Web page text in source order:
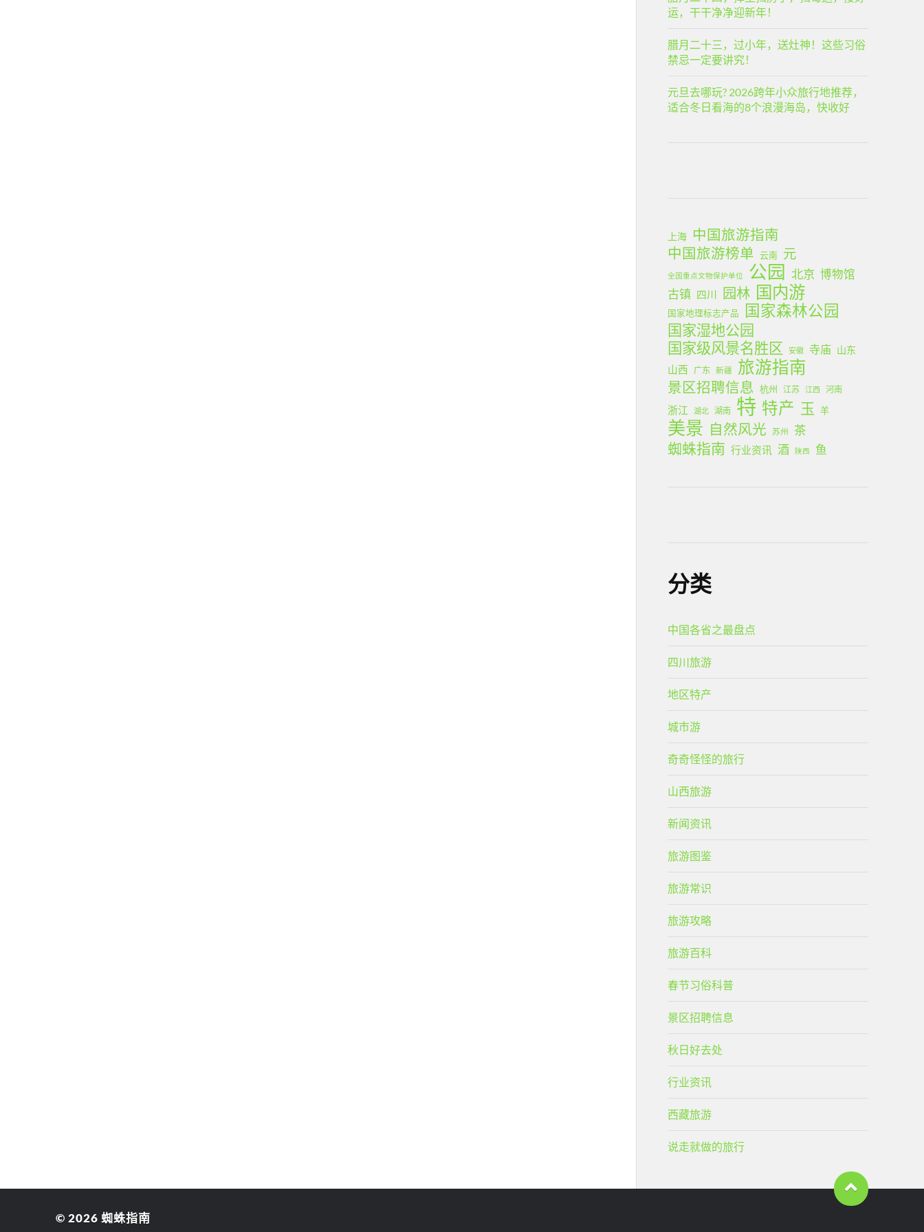
运，干干净净迎新年！
腊月二十三，过小年，送灶神！这些习俗
禁忌一定要讲究！
元旦去哪玩? 2026跨年小众旅行地推荐，
适合冬日看海的8个浪漫海岛，快收好
上海
中国旅游指南
中国旅游榜单 云南 元
全国重点文物保护单位 公园 北京 博物馆
古镇 四川 园林 国内游
国家地理标志产品 国家森林公园
国家湿地公园
国家级风景名胜区
安徽 寺庙 山东
山西 广东 新疆 旅游指南
景区招聘信息 杭州 江苏 江西 河南
浙江 湖北 湖南 特 特产 玉 羊
美景 自然风光 苏州 茶
蜘蛛指南 行业资讯 酒 陕西 鱼
分类
中国各省之最盘点
四川旅游
地区特产
城市游
奇奇怪怪的旅行
山西旅游
新闻资讯
旅游图鉴
旅游常识
旅游攻略
旅游百科
春节习俗科普
景区招聘信息
秋日好去处
行业资讯
西藏旅游
说走就做的旅行
© 2026 蜘蛛指南